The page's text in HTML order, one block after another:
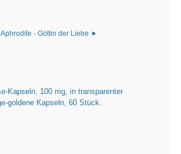
Aphrodite - Göttin der Liebe